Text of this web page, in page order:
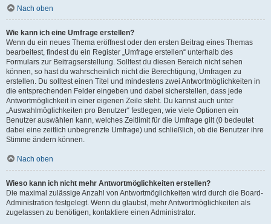
Nach oben
Wie kann ich eine Umfrage erstellen?
Wenn du ein neues Thema eröffnest oder den ersten Beitrag eines Themas
bearbeitest, findest du ein Register „Umfrage erstellen“ unterhalb des
Formulars zur Beitragserstellung. Solltest du diesen Bereich nicht sehen
können, so hast du wahrscheinlich nicht die Berechtigung, Umfragen zu
erstellen. Du solltest einen Titel und mindestens zwei Antwortmöglichkeiten in
die entsprechenden Felder eingeben und dabei sicherstellen, dass jede
Antwortmöglichkeit in einer eigenen Zeile steht. Du kannst auch unter
„Auswahlmöglichkeiten pro Benutzer“ festlegen, wie viele Optionen ein
Benutzer auswählen kann, welches Zeitlimit für die Umfrage gilt (0 bedeutet
dabei eine zeitlich unbegrenzte Umfrage) und schließlich, ob die Benutzer ihre
Stimme ändern können.
Nach oben
Wieso kann ich nicht mehr Antwortmöglichkeiten erstellen?
Die maximal zulässige Anzahl von Antwortmöglichkeiten wird durch die Board-
Administration festgelegt. Wenn du glaubst, mehr Antwortmöglichkeiten als
zugelassen zu benötigen, kontaktiere einen Administrator.